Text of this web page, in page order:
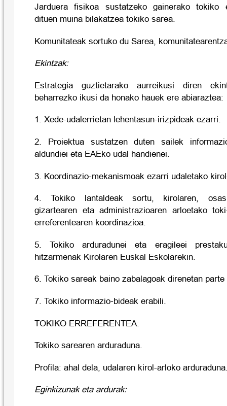
Jarduera fisikoa sustatzeko gainerako tokiko
dituen muina bilakatzea tokiko sarea.
Komunitateak sortuko du Sarea,
Ekintzak:
Estrategia guztietarako aurreikusi diren
beharrezko ikusi da honako hauek ere abiaraztea:
1. Xede-udalerrietan lehentasun-irizpideak ezarri.
2. Proiektua sustatzen duten sailek
aldundiei eta EAEko udal handienei.
3. Koordinazio-mekanismoak ezarri udaletako
4. Tokiko lantaldeak sortu, kirolaren,
gizartearen eta administrazioaren arloetako
erreferentearen koordinazioa.
5. Tokiko arduradunei eta eragileei
hitzarmenak Kirolaren Euskal Eskolarekin.
6. Tokiko sareak baino zabalagoak direnetan parte
7. Tokiko informazio-bideak erabili.
TOKIKO ERREFERENTEA:
Tokiko sarearen arduraduna.
Profila: ahal dela, udalaren kirol-arloko
Eginkizunak eta ardurak: